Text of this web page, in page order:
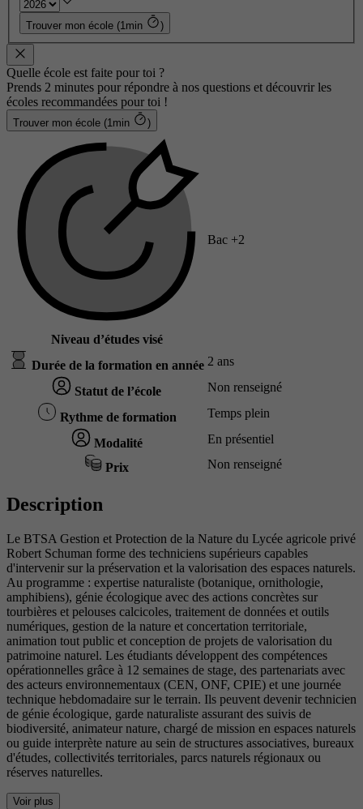
Trouver mon école (1min )
Quelle école est faite pour toi ?
Prends 2 minutes pour répondre à nos questions et découvrir les
écoles recommandées pour toi !
Trouver mon école (1min )
Niveau d’études visé
Bac +2
Durée de la formation en année 2 ans
Statut de l’école Non renseigné
Rythme de formation Temps plein
Modalité En présentiel
Prix Non renseigné
Description
Le BTSA Gestion et Protection de la Nature du Lycée agricole privé
Robert Schuman forme des techniciens supérieurs capables
d'intervenir sur la préservation et la valorisation des espaces naturels.
Au programme : expertise naturaliste (botanique, ornithologie,
amphibiens), génie écologique avec des actions concrètes sur
tourbières et pelouses calcicoles, traitement de données et outils
numériques, gestion de la nature et concertation territoriale,
animation tout public et conception de projets de valorisation du
patrimoine naturel. Les étudiants développent des compétences
opérationnelles grâce à 12 semaines de stage, des partenariats avec
des acteurs environnementaux (CEN, ONF, CPIE) et une journée
technique hebdomadaire sur le terrain. Ils peuvent devenir technicien
de génie écologique, garde naturaliste assurant des suivis de
biodiversité, animateur nature, chargé de mission en espaces naturels
ou guide interprète nature au sein de structures associatives, bureaux
d'études, collectivités territoriales, parcs naturels régionaux ou
réserves naturelles.
Voir plus